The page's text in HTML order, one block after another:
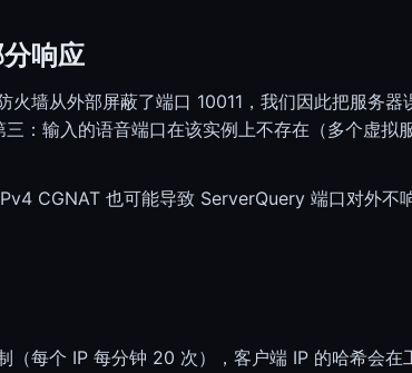
响应
火墙从外部屏蔽了端口 10011，我们因此把服务
三：输入的语音端口在该实例上不存在（多个虚拟
CGNAT 也可能导致 ServerQuery 端口对外不
（每个 IP 每分钟 20 次），客户端 IP 的哈希会在